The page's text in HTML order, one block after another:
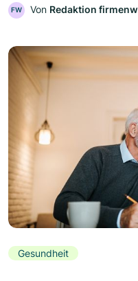
FW Von Redaktion
Gesundheit